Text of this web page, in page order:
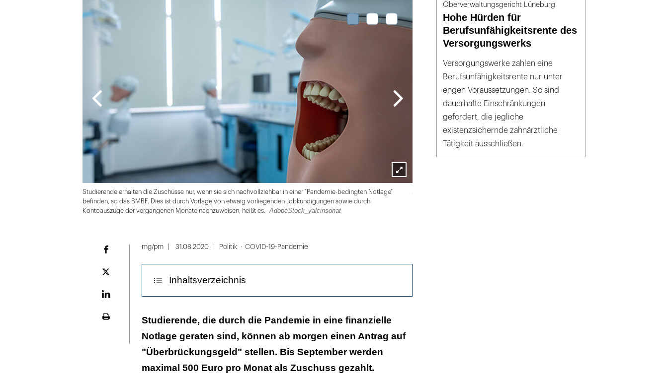
Lightbox
öffnen
Studierende erhalten die Zuschüsse nur, wenn sie sich nachvollziehbar in einer "Pandemie-bedingten Notlage"
befinden, so das BMBF. Dies ist durch Vorlage von etwaig vorliegenden Jobkündigungen sowie durch
Kontoauszüge der vergangenen Monate nachzuweisen, heißt es.
AdobeStock_yalcinsonat
Plattform
mg/pm 31.08.2020 Politik COVID-19-Pandemie
Inhaltsverzeichnis
Neue Leistung bildet mit BAföG und KfW-Studienkredit einen
Anträge können ab morgen gestellt – aber erst ab Ende Juni
bearbeitet werden
Studierende, die durch die Pandemie in eine finanzielle
Notlage geraten sind, können ab morgen einen Antrag auf
"Überbrückungsgeld" stellen. Bis September werden
maximal 500 Euro pro Monat als Zuschuss gezahlt.
Oberverwaltungsgericht Lüneburg
Hohe Hürden für
Berufsunfähigkeitsrente des
Versorgungswerks
Versorgungswerke zahlen eine
Berufsunfähigkeitsrente nur unter
engen Voraussetzungen. So sind
dauerhafte Einschränkungen
gefordert, die jegliche
existenzsichernde zahnärztliche
Tätigkeit ausschließen.